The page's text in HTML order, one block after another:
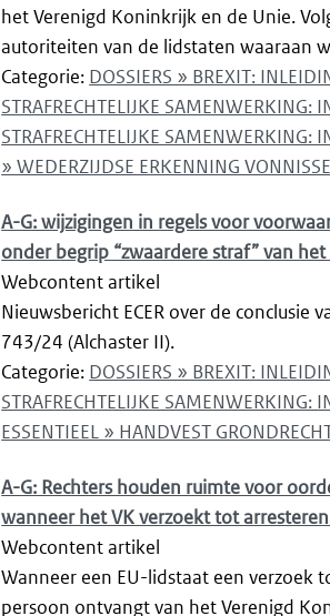
het Verenigd Koninkrijk en de Unie.
autoriteiten van de lidstaten waaraan
Categorie: DOSSIERS » BREXIT:
STRAFRECHTELIJKE SAMENWERKING:
STRAFRECHTELIJKE SAMENWERKING:
» WEDERZIJDSE ERKENNING
A-G: wijzigingen in regels voor
onder begrip “zwaardere straf” van
Webcontent artikel
Nieuwsbericht ECER over de conclusie
743/24 (Alchaster II).
Categorie: DOSSIERS » BREXIT:
STRAFRECHTELIJKE SAMENWERKING:
ESSENTIEEL » HANDVEST
A-G: Rechters houden ruimte voor
wanneer het VK verzoekt tot
Webcontent artikel
Wanneer een EU-lidstaat een verzoek
persoon ontvangt van het Verenigd